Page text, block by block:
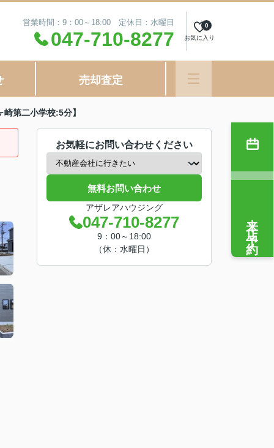
営業時間：9：00～18:00 定休日：水曜日
047-710-8277 お気に入り
0
売却査定
第二小学校:5分】
お気軽にお問い合わせください
無料お問い合わせ
アザレアハウジング
047-710-8277
9：00～18:00
（休：水曜日）
来店予約